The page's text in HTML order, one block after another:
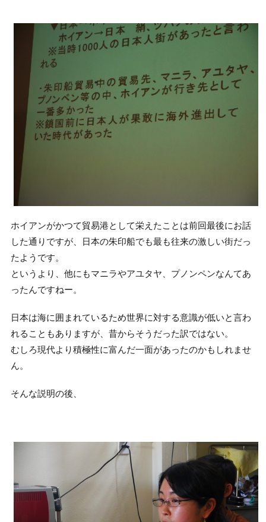
ホイアンがかつて貿易港として栄えたことは前回最後にお話
した通りですが、日本の朱印船でも最も往来の激しい街だっ
たようです。
というより、他にもマニラやアユタヤ、プノンペンなんてあ
ったんですねー。
日本は海に囲まれているため世界に対する意識が低いと言わ
れることもありますが、昔からそうだった訳ではない。
むしろ現代より積極性に富んだ一面があったのかもしれませ
ん。
そんな説明の後、